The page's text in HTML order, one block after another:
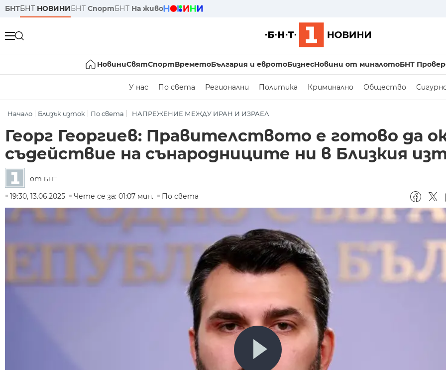
БНТБНТ НОВИНИБНТ СпортБНТ На живо
НовиниСвятСпортВреметоБългария и евротоБизнесНовини от миналотоБНТ
У нас По света Регионални Политика Криминално Общество
Начало Близък изток По света НАПРЕЖЕНИЕ МЕЖДУ ИРАН И ИЗРАЕЛ
Георг Георгиев: Правителството е готово да
съдействие на сънародниците ни в Близкия
от БНТ
19:30, 13.06.2025
Чете се за: 01:07 мин. По света